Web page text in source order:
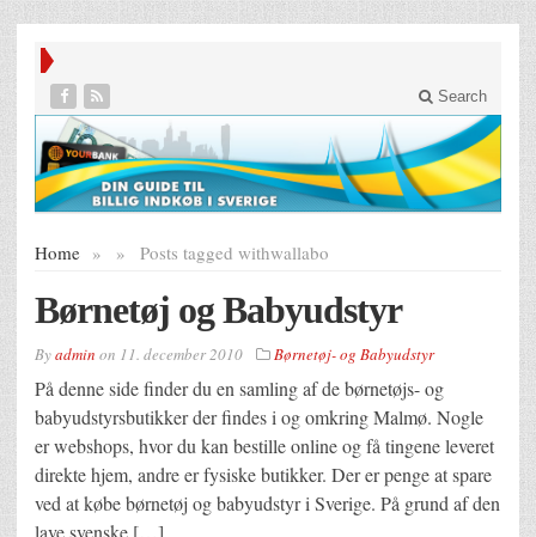
Search
Home » Posts tagged with
» wallabo
Børnetøj og Babyudstyr
Byadmin on 11. december 2010 Børnetøj- og Babyudstyr
På denne side finder du en samling af de børnetøjs- og
babyudstyrsbutikker der findes i og omkring Malmø. Nogle
er webshops, hvor du kan bestille online og få tingene leveret
direkte hjem, andre er fysiske butikker. Der er penge at spare
ved at købe børnetøj og babyudstyr i Sverige. På grund af den
lave svenske […]